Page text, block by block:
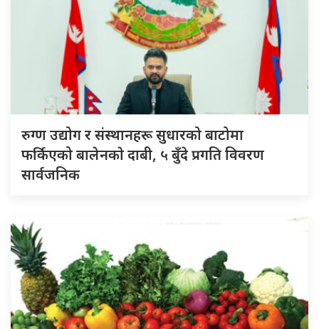
रुग्ण उद्योग र संस्थानहरू सुधारको बाटोमा
फर्किएको बालेनकाे दाबी, ५ बुँदे प्रगति विवरण
सार्वजनिक